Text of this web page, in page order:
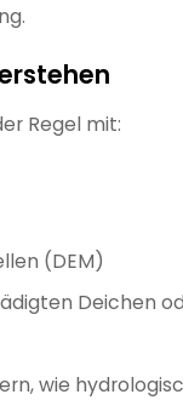
Regel mit:
(DEM)
Deichen
wie